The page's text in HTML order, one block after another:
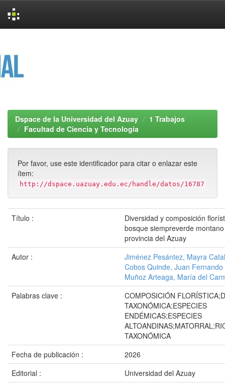
Dspace de la Universidad del Azuay
1 Trabajos
Facultad de Ciencia y Tecnología
Por favor, use este identificador para citar o enlazar este
ítem:
http://dspace.uazuay.edu.ec/handle/datos/16787
Título :
Diversidad y composición
bosque siempreverde
provincia del Azuay
Autor :
Jiménez Pesántez, Mayra
Cobos Quinde, Juan Fernando
Muñoz Arteaga, María del
Palabras clave :
COMPOSICIÓN
TAXONÓMICA;ESPECIES
ENDÉMICAS;ESPECIES
TAXONÓMICA
Fecha de publicación :
2026
Editorial :
Universidad del Azuay